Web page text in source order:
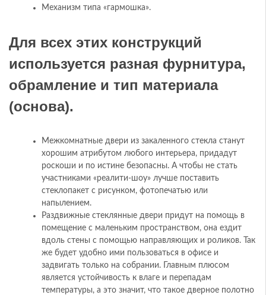
Механизм типа «гармошка».
Для всех этих конструкций
используется разная фурнитура,
обрамление и тип материала
(основа).
Межкомнатные двери из закаленного стекла станут
хорошим атрибутом любого интерьера, придадут
роскоши и по истине безопасны. А чтобы не стать
участниками «реалити-шоу» лучше поставить
стеклопакет с рисунком, фотопечатью или
напылением.
Раздвижные стеклянные двери придут на помощь в
помещение с маленьким пространством, она ездит
вдоль стены с помощью направляющих и роликов. Так
же будет удобно ими пользоваться в офисе и
задвигать только на собрании. Главным плюсом
является устойчивость к влаге и перепадам
температуры, а это значит, что такое дверное полотно